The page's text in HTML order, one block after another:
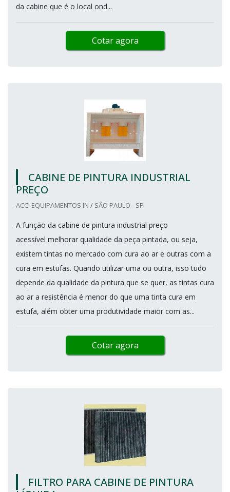
da cabine que é o local ond...
Cotar agora
CABINE DE PINTURA INDUSTRIAL
PREÇO
ACCI EQUIPAMENTOS IN / SÃO PAULO - SP
A função da cabine de pintura industrial preço
acessível melhorar qualidade da peça pintada, ou seja,
existem tintas no mercado com cura ao ar e outras com a
cura em estufas. Quando utilizar uma ou outra, isso tudo
depende da qualidade da pintura que se quer, as tintas cura
ao ar a resistência é menor do que uma tinta cura em
estufa, além obter uma produtividade maior com as...
Cotar agora
FILTRO PARA CABINE DE PINTURA